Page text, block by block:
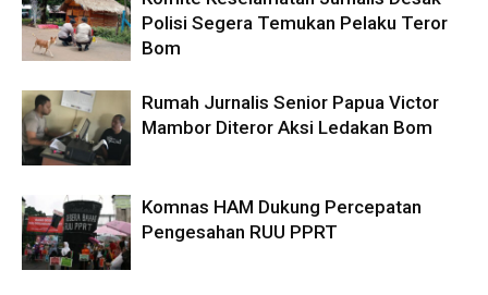
Polisi Segera Temukan Pelaku Teror
Bom
Rumah Jurnalis Senior Papua Victor
Mambor Diteror Aksi Ledakan Bom
Komnas HAM Dukung Percepatan
Pengesahan RUU PPRT